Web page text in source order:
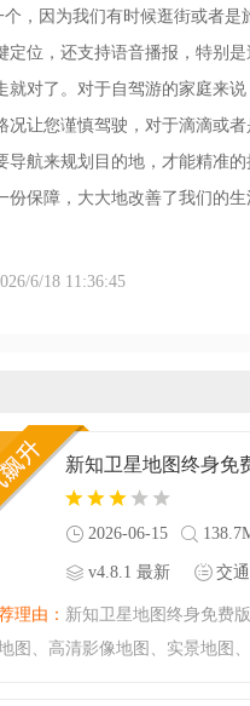
，因为我们有时候逛街或者是
定位，还支持语音播报，特别
就对了。对于自驾游的家庭来
况让您谨慎驾驶，对于滴滴或
航来规划目的地，才能精准的
保障，大大地改善了我们的生
6/18 11:36:45
2026-06-15
v4.8.1 最新
交
理由： 新知卫星地图终身免费
图、高清影像地图、实景地图